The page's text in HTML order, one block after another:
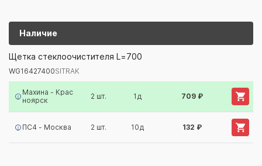
Наличие
Артикул/БрендНаименование
WG16427400SITRAK
Щетка стеклоочистителя L=700
WG16427400SITRAK
Махина - Крас
ноярск
2 шт. 1д 709 ₽
ПС4 - Москва 2 шт. 10д 132 ₽